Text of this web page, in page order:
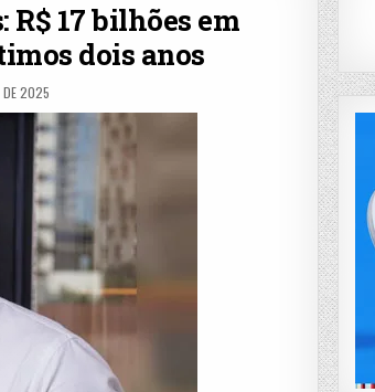
R$ 17 bilhões em
dois anos
DE 2025